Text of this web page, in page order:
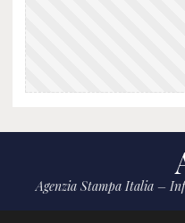
Agenzia Stampa Italia –